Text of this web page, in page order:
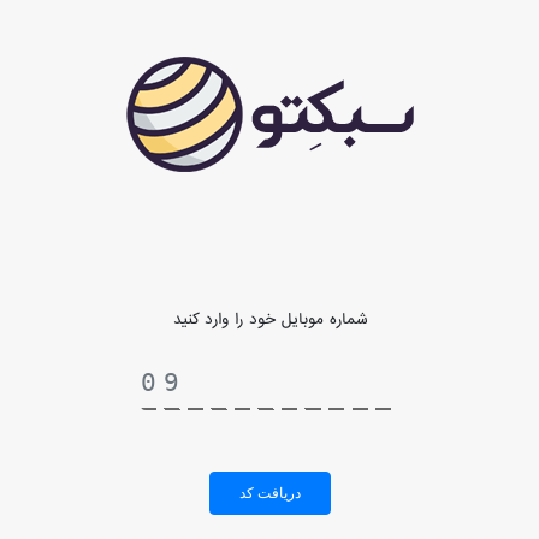
شماره موبایل خود را وارد کنید